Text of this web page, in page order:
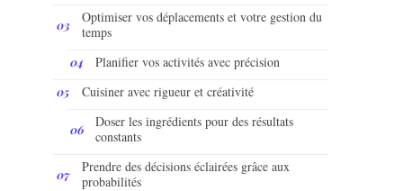
Optimiser vos déplacements et votre gestion du
temps
Planifier vos activités avec précision
Cuisiner avec rigueur et créativité
Doser les ingrédients pour des résultats
constants
Prendre des décisions éclairées grâce aux
probabilités